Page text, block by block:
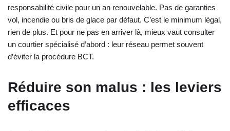
responsabilité civile pour un an renouvelable. Pas de garanties
vol, incendie ou bris de glace par défaut. C’est le minimum légal,
rien de plus. Et pour ne pas en arriver là, mieux vaut consulter
un courtier spécialisé d’abord : leur réseau permet souvent
d’éviter la procédure BCT.
Réduire son malus : les leviers
efficaces